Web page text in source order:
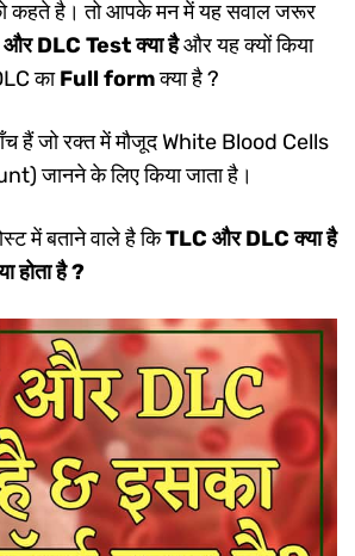
कहते है। तो आपके मन में यह सवाल जरूर
DLC Test क्या हैऔर यह क्यों किया
काFull formक्या है ?
हैं जो रक्त में मौजूद White Blood Cells
जानने के लिए किया जाता है।
में बताने वाले है किTLC और DLC क्या है
होता है ?